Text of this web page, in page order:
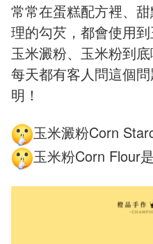
常常在蛋糕配方裡、
理的勾芡，都會使用
玉米澱粉、玉米粉到
每天都有客人問這個
明！
玉米澱粉Corn
玉米粉Corn Flour